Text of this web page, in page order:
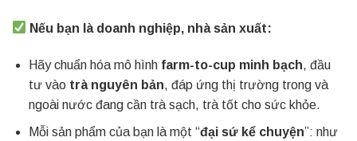
Nếu bạn là doanh nghiệp, nhà sản xuất:
Hãy chuẩn hóa mô hình farm-to-cup minh bạch, đầu
tư vào trà nguyên bản, đáp ứng thị trường trong và
ngoài nước đang cần trà sạch, trà tốt cho sức khỏe.
Mỗi sản phẩm của bạn là một “đại sứ kể chuyện”: như